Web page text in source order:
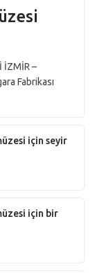
İZMİR –
Fabrikası
için seyir
için bir